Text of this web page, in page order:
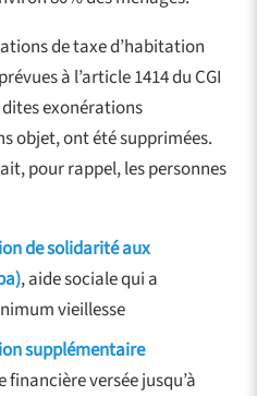
de taxe d’habitation
à l’article 1414 du CGI
exonérations
objet, ont été supprimées.
pour rappel, les personnes
de solidarité aux
, aide sociale qui a
vieillesse
supplémentaire
financière versée jusqu’à